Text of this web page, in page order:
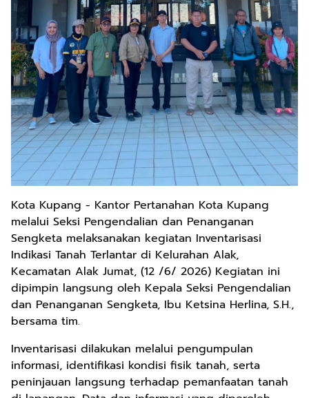
Kota Kupang - Kantor Pertanahan Kota Kupang
melalui Seksi Pengendalian dan Penanganan
Sengketa melaksanakan kegiatan Inventarisasi
Indikasi Tanah Terlantar di Kelurahan Alak,
Kecamatan Alak Jumat, (12 /6/ 2026) Kegiatan ini
dipimpin langsung oleh Kepala Seksi Pengendalian
dan Penanganan Sengketa, Ibu Ketsina Herlina, S.H.,
bersama tim.
Inventarisasi dilakukan melalui pengumpulan
informasi, identifikasi kondisi fisik tanah, serta
peninjauan langsung terhadap pemanfaatan tanah